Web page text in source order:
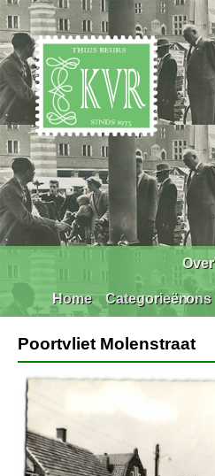
Home Categorieën
Over
ons
Poortvliet Molenstraat